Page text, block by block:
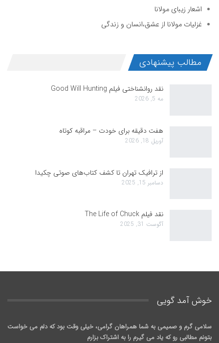
اشعار زیبای مولانا
غزلیات مولانا از عشق،انسان و زندگی
مطالب پیشنهادی
نقد روانشناختی فیلم Good Will Hunting
مه 5, 2026
هفت دقیقه برای خودت – مراقبه کوتاه
آوریل 18, 2026
از ترافیک تهران تا کشف کتاب‌های صوتی چکیدا
دسامبر 15, 2025
نقد فیلم The Life of Chuck
آگوست 31, 2025
خوش آمد گويی
سلامی گرم و صمیمی به شما همراهان گرامی، خیلی وقت بود که دلم می خواست
بتونم مطالبی رو که یاد می گیرم را به اشتراک بزارم